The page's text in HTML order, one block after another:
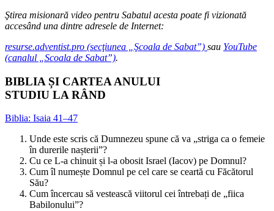
Ştirea misionară video pentru Sabatul acesta poate fi vizionată
accesând una dintre adresele de Internet:
resurse.adventist.pro (secţiunea „Şcoala de Sabat”) sau YouTube
(canalul „Scoala de Sabat”).
BIBLIA ȘI CARTEA ANULUI
STUDIU LA RÂND
Biblia: Isaia 41–47
Unde este scris că Dumnezeu spune că va „striga ca o femeie
în durerile nașterii”?
Cu ce L-a chinuit și l-a obosit Israel (Iacov) pe Domnul?
Cum îl numește Domnul pe cel care se ceartă cu Făcătorul
Său?
Cum încercau să vestească viitorul cei întrebați de „fiica
Babilonului”?